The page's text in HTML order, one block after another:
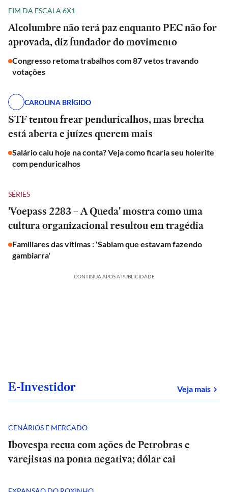
FIM DA ESCALA 6X1
Alcolumbre não terá paz enquanto PEC não for
aprovada, diz fundador do movimento
Congresso retoma trabalhos com 87 vetos travando
votações
CAROLINA BRÍGIDO
STF tentou frear penduricalhos, mas brecha
está aberta e juízes querem mais
Salário caiu hoje na conta? Veja como ficaria seu holerite
com penduricalhos
SÉRIES
'Voepass 2283 – A Queda' mostra como uma
cultura organizacional resultou em tragédia
Familiares das vítimas : 'Sabiam que estavam fazendo
gambiarra'
CONTINUA APÓS A PUBLICIDADE
E-Investidor Veja mais
CENÁRIOS E MERCADO
Ibovespa recua com ações de Petrobras e
varejistas na ponta negativa; dólar cai